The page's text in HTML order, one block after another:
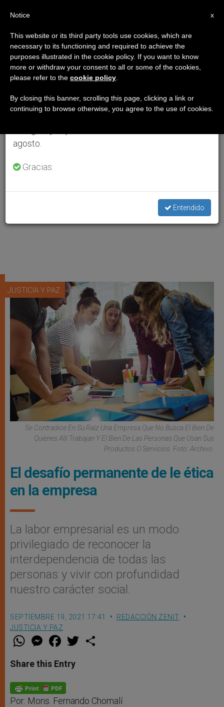
JUSTICIA Y PAZ
Se Contradice En Su Raíz Una Empresa Que No Busca El Bien De
Quienes Allí Trabajan Y El Bien De Las Personas Que Usan Sus
Productos O Servicios. Foto: Archivo.
El desafío permanente de le ética
en la empresa
La labor empresarial es un modo
privilegiado de reconocer la
interdependencia de todas las
personas y vivir con profundidad
nuestro carácter social.
SEPTIEMBRE 19, 2021 17:41
REDACCIÓN ZENIT
JUSTICIA Y PAZ
W
t
s
p
p
M
e
s
e
g
e
r
F
a
e
b
o
k
w
Share this Entry
Por: Mons. Fernando Chomalí
×
Aviso importante
Del 27 de julio al 7 de agosto haremos la pausa
anual, aprovechando que en el periodo de verano
se generan menos informaciones y también el
agosto.
Gracias.
Entendido
x
Notice
This website or its third party tools use cookies, which are
necessary to its functioning and required to achieve the
purposes illustrated in the cookie policy. If you want to know
more or withdraw your consent to all or some of the cookies,
please refer to the cookie policy
By closing this banner, scrolling this page, clicking a link or
continuing to browse otherwise, you agree to the use of cookies.